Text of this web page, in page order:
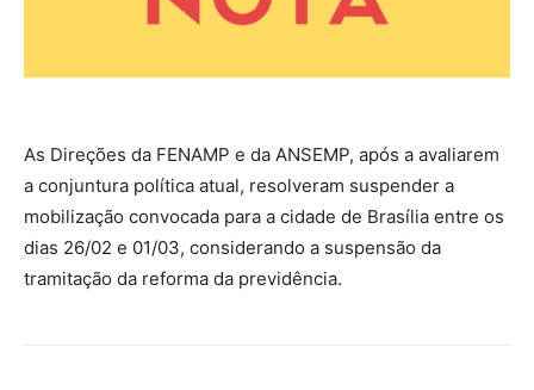
As Direções da FENAMP e da ANSEMP, após a avaliarem
a conjuntura política atual, resolveram suspender a
mobilização convocada para a cidade de Brasília entre os
dias 26/02 e 01/03, considerando a suspensão da
tramitação da reforma da previdência.